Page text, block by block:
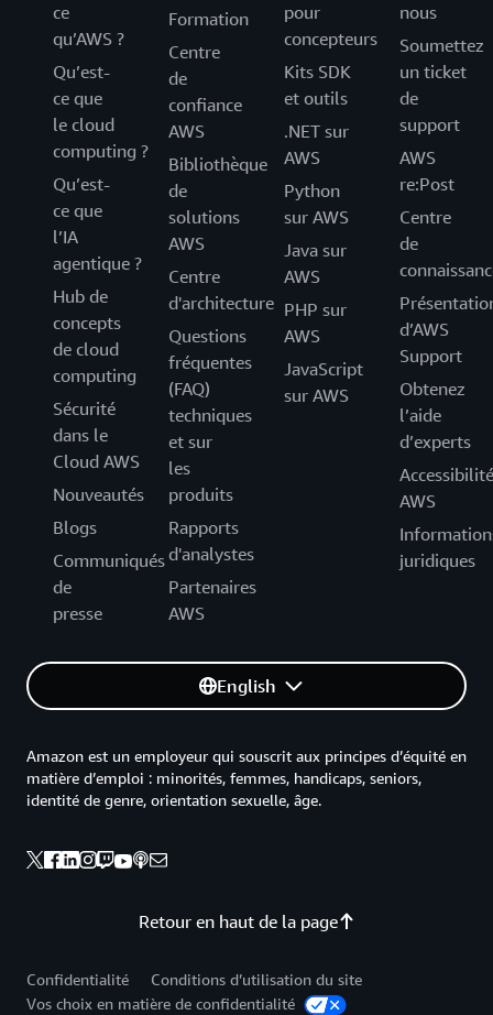
ce
qu’AWS ?
Qu’est-
ce que
le cloud
computing ?
Qu’est-
ce que
l’IA
agentique ?
Hub de
concepts
de cloud
computing
Sécurité
dans le
Cloud AWS
Nouveautés
Blogs
Communiqués
de
presse
Formation
Centre
de
confiance
AWS
Bibliothèque
de
solutions
AWS
Centre
d'architecture
Questions
fréquentes
(FAQ)
techniques
et sur
les
produits
Rapports
d'analystes
Partenaires
AWS
pour
concepteurs
Kits SDK
et outils
.NET sur
AWS
Python
sur AWS
Java sur
AWS
PHP sur
AWS
JavaScript
sur AWS
nous
Soumettez
un ticket
de
support
AWS
re:Post
Centre
de
d’AWS
Support
Obtenez
l’aide
d’experts
Accessibilité
AWS
juridiques
English
Retour en haut de la page
Amazon est un employeur qui souscrit aux principes d’équité en
matière d’emploi : minorités, femmes, handicaps, seniors,
identité de genre, orientation sexuelle, âge.
Confidentialité
Conditions d’utilisation du site
Vos choix en matière de confidentialité